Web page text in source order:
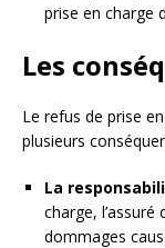
prise en charge
Les
Le refus de prise
plusieurs
La
charge,
dommages